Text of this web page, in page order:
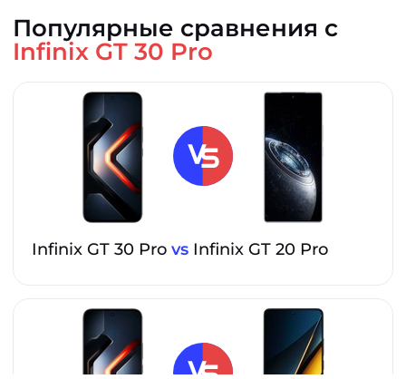
Популярные сравнения с
Infinix GT 30 Pro
Infinix GT 30 Pro vs Infinix GT 20 Pro